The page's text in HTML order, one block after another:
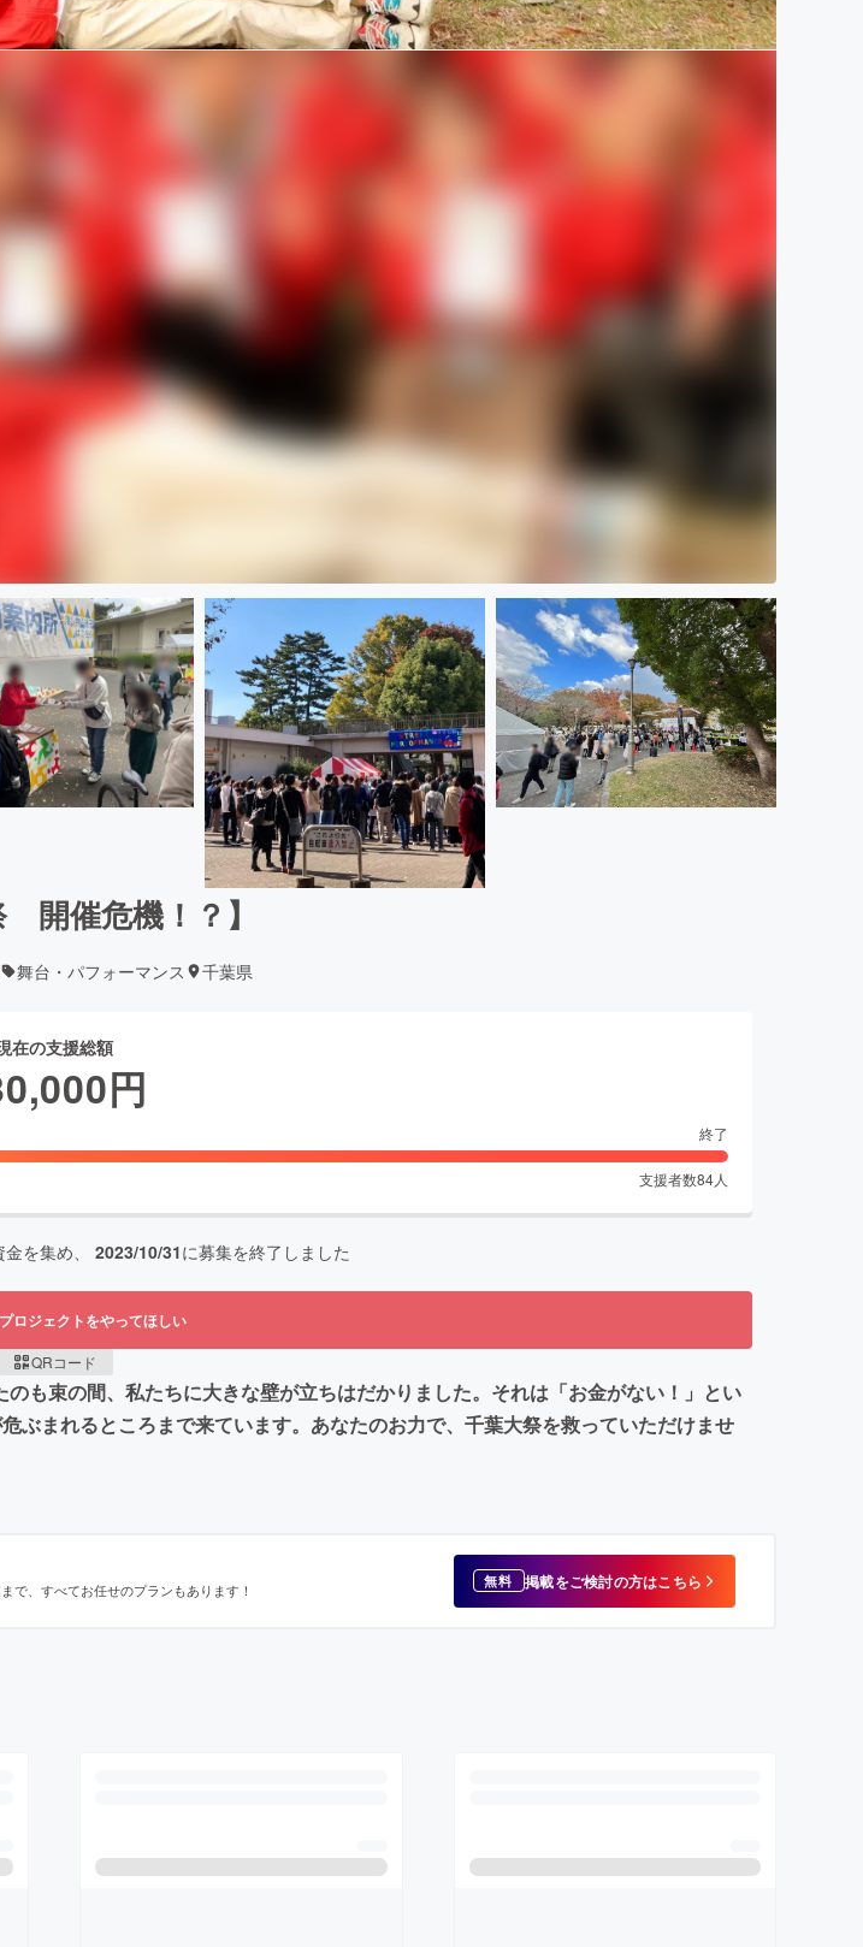
開催危機！？】
舞台・パフォーマンス 千葉県
在の支援総額
円
終了
支援者数84人
を集め、 2023/10/31に募集を終了しました
ロジェクトをやってほしい
QRコード
も束の間、私たちに大きな壁が立ちはだかりました。それは「お金がない！」とい
ぶまれるところまで来ています。あなたのお力で、千葉大祭を救っていただけませ
で、すべてお任せのプランもあります！ 無料 掲載をご検討の方はこちら